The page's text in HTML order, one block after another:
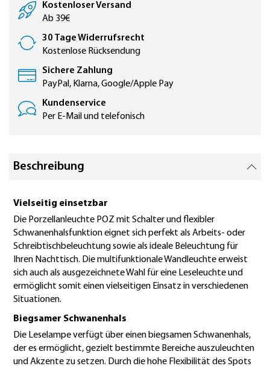
Kostenloser Versand
Ab 39€
30 Tage Widerrufsrecht
Kostenlose Rücksendung
Sichere Zahlung
PayPal, Klarna, Google/Apple Pay
Kundenservice
Per E-Mail und telefonisch
Beschreibung
Vielseitig einsetzbar
Die Porzellanleuchte POZ mit Schalter und flexibler
Schwanenhalsfunktion eignet sich perfekt als Arbeits- oder
Schreibtischbeleuchtung sowie als ideale Beleuchtung für
Ihren Nachttisch. Die multifunktionale Wandleuchte erweist
sich auch als ausgezeichnete Wahl für eine Leseleuchte und
ermöglicht somit einen vielseitigen Einsatz in verschiedenen
Situationen.
Biegsamer Schwanenhals
Die Leselampe verfügt über einen biegsamen Schwanenhals,
der es ermöglicht, gezielt bestimmte Bereiche auszuleuchten
und Akzente zu setzen. Durch die hohe Flexibilität des Spots